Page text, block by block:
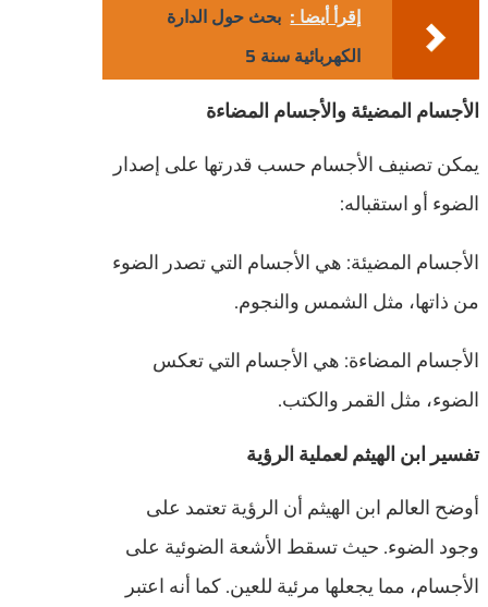
إقرأ أيضا : بحث حول الدارة
الكهربائية سنة 5
الأجسام المضيئة والأجسام المضاءة
يمكن تصنيف الأجسام حسب قدرتها على إصدار
الضوء أو استقباله:
الأجسام المضيئة: هي الأجسام التي تصدر الضوء
من ذاتها، مثل الشمس والنجوم.
الأجسام المضاءة: هي الأجسام التي تعكس
الضوء، مثل القمر والكتب.
تفسير ابن الهيثم لعملية الرؤية
أوضح العالم ابن الهيثم أن الرؤية تعتمد على
وجود الضوء. حيث تسقط الأشعة الضوئية على
الأجسام، مما يجعلها مرئية للعين. كما أنه اعتبر